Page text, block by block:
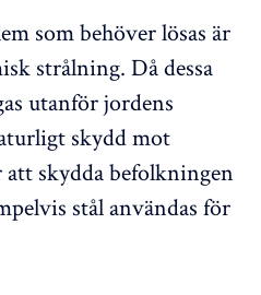
som behöver lösas är
strålning. Då dessa
utanför jordens
skydd mot
skydda befolkningen
stål användas för